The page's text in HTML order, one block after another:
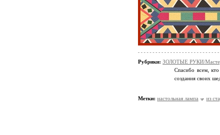
Рубрики: ЗОЛОТЫЕ РУКИ/
Спасибо всем,
создания своих
Метки: настольная лампа из